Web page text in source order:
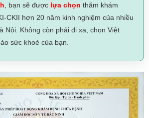
, bạn sẽ được lựa chọn thăm khám
CKII hơn 20 năm kinh nghiệm của nhiều
Nội. Không còn phải đi xa, chọn Việt
sức khoẻ của bạn.